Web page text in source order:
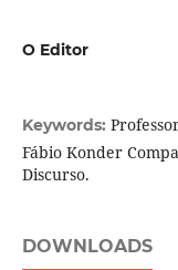
O Editor
Keywords:
Fábio Konder
Discurso.
DOWNLOADS